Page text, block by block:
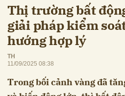
Thị trường bất
giải pháp kiểm
hướng hợp lý
TH
11/09/2025 08:38
Trong bối cảnh vàng đã